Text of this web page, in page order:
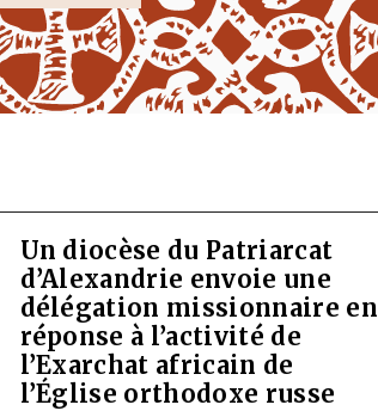
Un diocèse du Patriarcat
d’Alexandrie envoie une
délégation missionnaire en
réponse à l’activité de
l’Exarchat africain de
l’Église orthodoxe russe